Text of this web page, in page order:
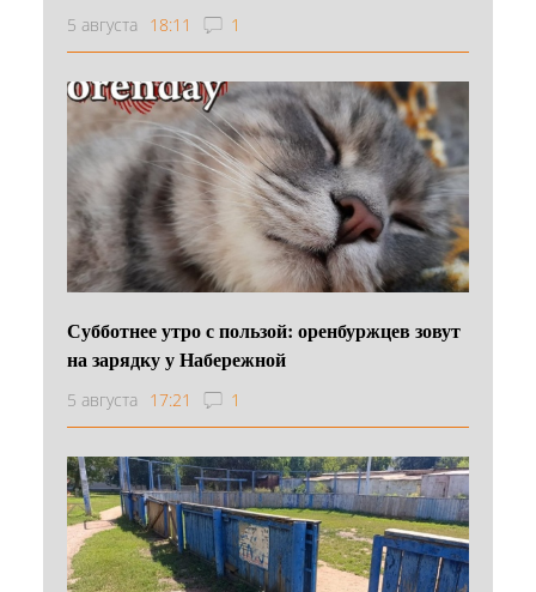
5 августа 18:11 1
Субботнее утро с пользой: оренбуржцев зовут
на зарядку у Набережной
5 августа 17:21 1